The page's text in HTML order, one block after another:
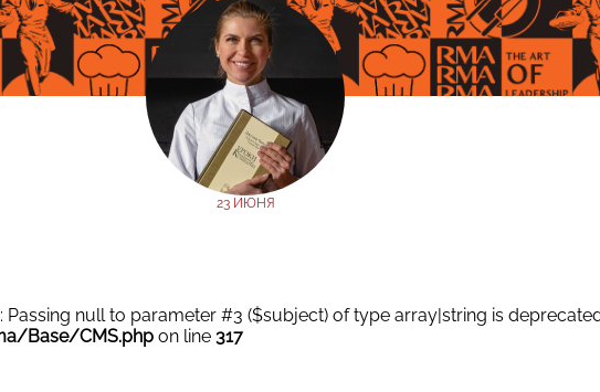
23 ИЮНЯ
Passing null to parameter #3 ($subject) of type array|string is
Base/CMS.php on line 317